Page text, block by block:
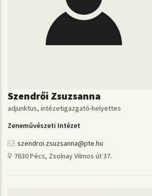
Szendrői Zsuzsanna
adjunktus, intézetigazgató-helyettes
Zeneművészeti Intézet
szendroi.zsuzsanna@pte.hu
7630 Pécs, Zsolnay Vilmos út 37.